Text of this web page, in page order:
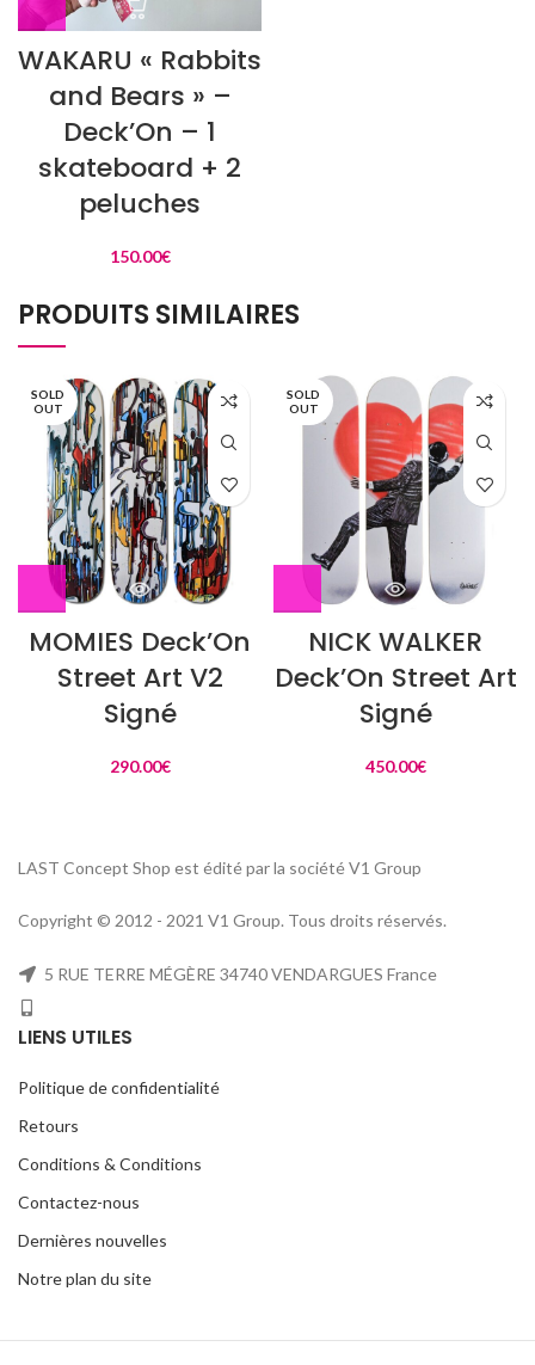
WAKARU « Rabbits
and Bears » –
Deck’On – 1
skateboard + 2
peluches
150.00€
PRODUITS SIMILAIRES
SOLD
OUT
MOMIES Deck’On
Street Art V2
Signé
290.00€
SOLD
OUT
NICK WALKER
Deck’On Street Art
Signé
450.00€
LAST Concept Shop est édité par la société V1 Group
Copyright © 2012 - 2021 V1 Group. Tous droits réservés.
5 RUE TERRE MÉGÈRE 34740 VENDARGUES France
LIENS UTILES
Politique de confidentialité
Retours
Conditions & Conditions
Contactez-nous
Dernières nouvelles
Notre plan du site